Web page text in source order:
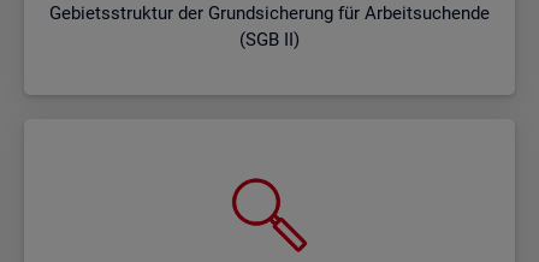
Gebietsstruktur der Grundsicherung für Arbeitsuchende
(SGB II)